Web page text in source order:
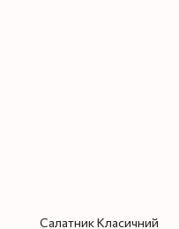
Салатник Класичний